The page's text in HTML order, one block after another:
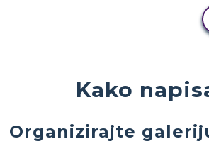
Kako
Organizirajte